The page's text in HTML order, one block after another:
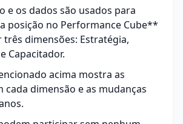
e os dados são usados ​​para
posição no Performance Cube**
dimensões: Estratégia,
Capacitador.
acima mostra as
cada dimensão e as mudanças